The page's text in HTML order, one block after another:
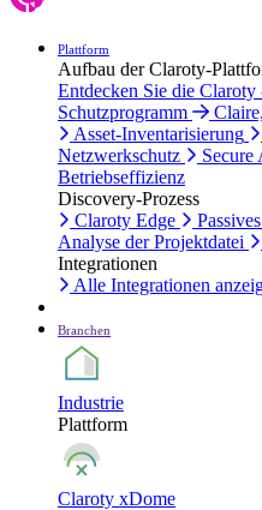
Plattform
Aufbau der Claroty-
Entdecken Sie die Claroty
Schutzprogramm
Asset-Inventarisierung
Netzwerkschutz
Secure
Betriebseffizienz
Discovery-Prozess
Claroty Edge
Analyse der Projektdatei
Integrationen
Alle Integrationen
Branchen
Industrie
Plattform
Claroty xDome